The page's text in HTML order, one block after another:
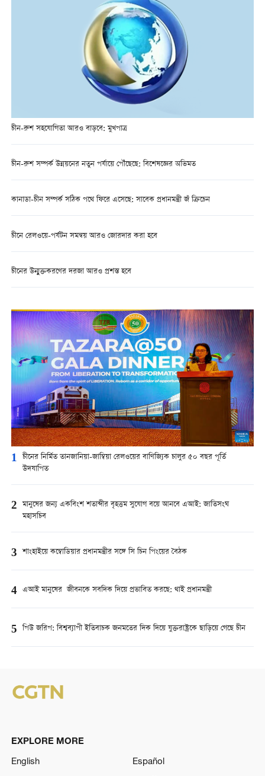
চীন-রুশ সহযোগিতা আরও বাড়বে: মুখপাত্র
চীন-রুশ সম্পর্ক উন্নয়নের নতুন পর্যায়ে পৌঁছেছে: বিশেষজ্ঞের অভিমত
কানাডা-চীন সম্পর্ক সঠিক পথে ফিরে এসেছে: সাবেক প্রধানমন্ত্রী জঁ ক্রিচেন
চীনে রেলওয়ে-পর্যটন সমন্বয় আরও জোরদার করা হবে
চীনের উন্মুক্তকরণের দরজা আরও প্রশস্ত হবে
1 চীনের নির্মিত তানজানিয়া-জাম্বিয়া রেলওয়ের বাণিজ্যিক চালুর ৫০ বছর পূর্তি
উদযাপিত
2 মানুষের জন্য একবিংশ শতাব্দীর বৃহত্তম সুযোগ বয়ে আনবে এআই: জাতিসংঘ
মহাসচিব
3 শাংহাইয়ে কম্বোডিয়ার প্রধানমন্ত্রীর সঙ্গে সি চিন পিংয়ের বৈঠক
4 এআই মানুষের জীবনকে সবদিক দিয়ে প্রভাবিত করছে: থাই প্রধানমন্ত্রী
5 পিউ জরিপ: বিশ্বব্যাপী ইতিবাচক জনমতের দিক দিয়ে যুক্তরাষ্ট্রকে ছাড়িয়ে গেছে চীন
EXPLORE MORE
English
Español